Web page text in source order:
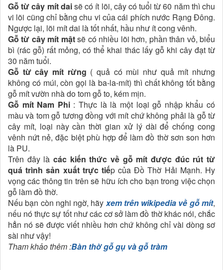
Gỗ từ cây mít daisẽ có ít lõi, cây có tuổi từ 60 năm thì chu
vi lõi cũng chỉ bằng chu vi của cái phích nước Rạng Đông.
Ngược lại, lõi mít dai là tốt nhất, hầu như ít cong vênh.
Gỗ từ cây mít mậtsẽ có nhiều lõi hơn, phần thân vỏ, biểu
bì (rác gỗ) rất mỏng, có thể khai thác lấy gỗ khi cây đạt từ
30 năm tuổi.
Gỗ từ cây mít rừng ( quả có mùi như quả mít nhưng
không có múi, còn gọi là ba-la-mít) thì chất không tốt bằng
gỗ mít vườn nhà do tom gỗ to, kém mịn.
Gỗ mít Nam Phi: Thực là là một loại gỗ nhập khẩu có
màu và tom gỗ tương đồng với mít chứ không phải là gỗ từ
cây mít, loại này cần thời gian xử lý dài để chống cong
vênh nứt nẻ, đặc biệt phù hợp để làm đồ thờ sơn son hơn
là PU.
Trên đây là các kiến thức về gỗ mít được đúc rút từ
quá trình sản xuất trực tiếp của Đồ Thờ Hải Mạnh. Hy
vọng các thông tin trên sẽ hữu ích cho bạn trong việc chọn
gỗ làm đồ thờ.
Nếu bạn còn nghi ngờ, hãy xem trên wikipedia về gỗ mít,
nếu nó thực sự tốt như các cơ sở làm đồ thờ khác nói, chắc
hẳn nó sẽ được viết nhiều hơn chứ không chỉ vài dòng sơ
sài như vậy!
Tham khảo thêm :Bàn thờ gỗ gụ và gỗ tràm